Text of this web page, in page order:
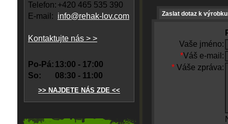
Telefon: +420 465 535 390
E-mail: info@rehak-lov.com
Kontaktujte nás > >
Po-Pá: 13:00 - 17:00
So:
08:30 - 11:00
>> NAJDETE NÁS ZDE <<
Zaslat dotaz k výrobku
Vaše jméno:
*Váš e-mail:
* Váše zpráva: